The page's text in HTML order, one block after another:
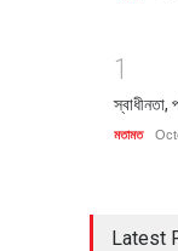
1
স্বাধীনতা,
মতামত
Latest